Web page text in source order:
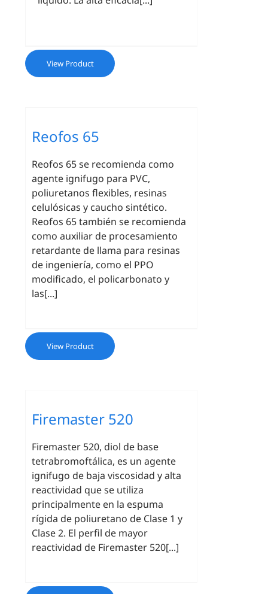
View Product
Reofos 65
Reofos 65 se recomienda como
agente ignifugo para PVC,
poliuretanos flexibles, resinas
celulósicas y caucho sintético.
Reofos 65 también se recomienda
como auxiliar de procesamiento
retardante de llama para resinas
de ingeniería, como el PPO
modificado, el policarbonato y
las[...]
View Product
Firemaster 520
Firemaster 520, diol de base
tetrabromoftálica, es un agente
ignifugo de baja viscosidad y alta
reactividad que se utiliza
principalmente en la espuma
rígida de poliuretano de Clase 1 y
Clase 2. El perfil de mayor
reactividad de Firemaster 520[...]